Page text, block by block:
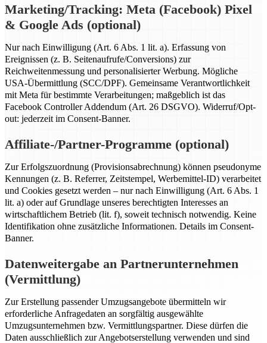
Marketing/Tracking: Meta (Facebook) Pixel
& Google Ads (optional)
Nur nach Einwilligung (Art. 6 Abs. 1 lit. a). Erfassung von
Ereignissen (z. B. Seitenaufrufe/Conversions) zur
Reichweitenmessung und personalisierter Werbung. Mögliche
USA-Übermittlung (SCC/DPF). Gemeinsame Verantwortlichkeit
mit Meta für bestimmte Verarbeitungen; maßgeblich ist das
Facebook Controller Addendum (Art. 26 DSGVO). Widerruf/Opt-
out: jederzeit im Consent-Banner.
Affiliate-/Partner-Programme (optional)
Zur Erfolgszuordnung (Provisionsabrechnung) können pseudonyme
Kennungen (z. B. Referrer, Zeitstempel, Werbemittel-ID) verarbeitet
und Cookies gesetzt werden – nur nach Einwilligung (Art. 6 Abs. 1
lit. a) oder auf Grundlage unseres berechtigten Interesses an
wirtschaftlichem Betrieb (lit. f), soweit technisch notwendig. Keine
Identifikation ohne zusätzliche Informationen. Details im Consent-
Banner.
Datenweitergabe an Partnerunternehmen
(Vermittlung)
Zur Erstellung passender Umzugsangebote übermitteln wir
erforderliche Anfragedaten an sorgfältig ausgewählte
Umzugsunternehmen bzw. Vermittlungspartner. Diese dürfen die
Daten ausschließlich zur Angebotserstellung verwenden und sind